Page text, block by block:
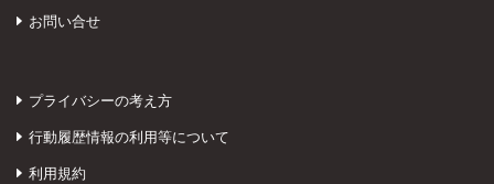
お問い合せ
プライバシーの考え方
行動履歴情報の利用等について
利用規約